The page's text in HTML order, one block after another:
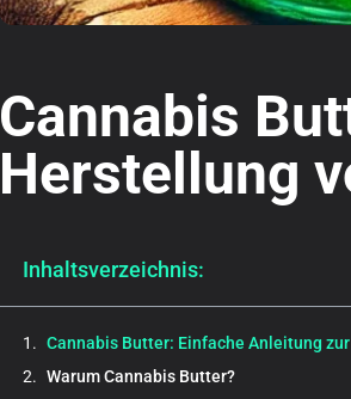
Cannabis
Herstellung
Inhaltsverzeichnis:
Cannabis Butter: Einfache Anleitung
Warum Cannabis Butter?